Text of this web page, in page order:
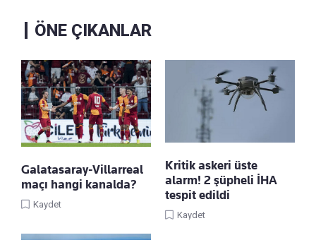
ÖNE ÇIKANLAR
Galatasaray-Villarreal
maçı hangi kanalda?
Kaydet
Kritik askeri üste
alarm! 2 şüpheli İHA
tespit edildi
Kaydet